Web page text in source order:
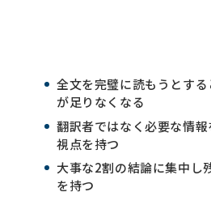
全文を完璧に読もうとす
が足りなくなる
翻訳者ではなく必要な情
視点を持つ
大事な2割の結論に集中し
を持つ